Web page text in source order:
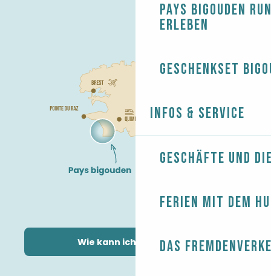
Pays Bigouden
erleben
Geschenkset
Infos & Service
Geschäfte und
Ferien mit dem
Das
Wie kann ich kommen?